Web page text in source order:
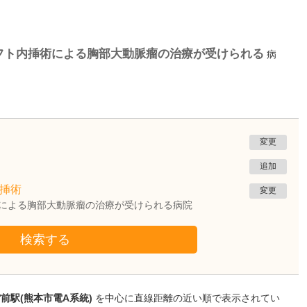
内挿術による胸部大動脈瘤の治療が受けられる 病
変更
追加
術
よる胸部大動脈瘤の治療が受けられる病院
変更
検索する
駅(熊本市電A系統) を中心に直線距離の近い順で表示されてい
医師になってよかったと思う瞬間はありますか?